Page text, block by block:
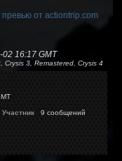
превью от actiontrip.com
16:17 GMT
Crysis 3, Remastered, Crysis 4
Участник 9 сообщений